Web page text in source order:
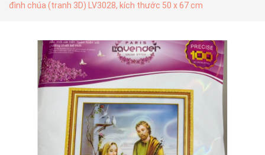
đình chúa (tranh 3D) LV3028, kích thước 50 x 67 cm